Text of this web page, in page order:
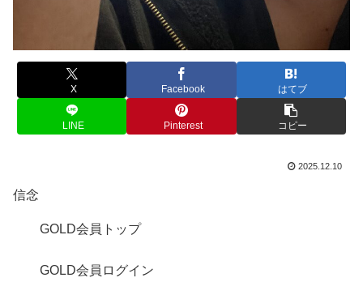
X Facebook はてブ
LINE Pinterest コピー
2025.12.10
信念
GOLD会員トップ
GOLD会員ログイン